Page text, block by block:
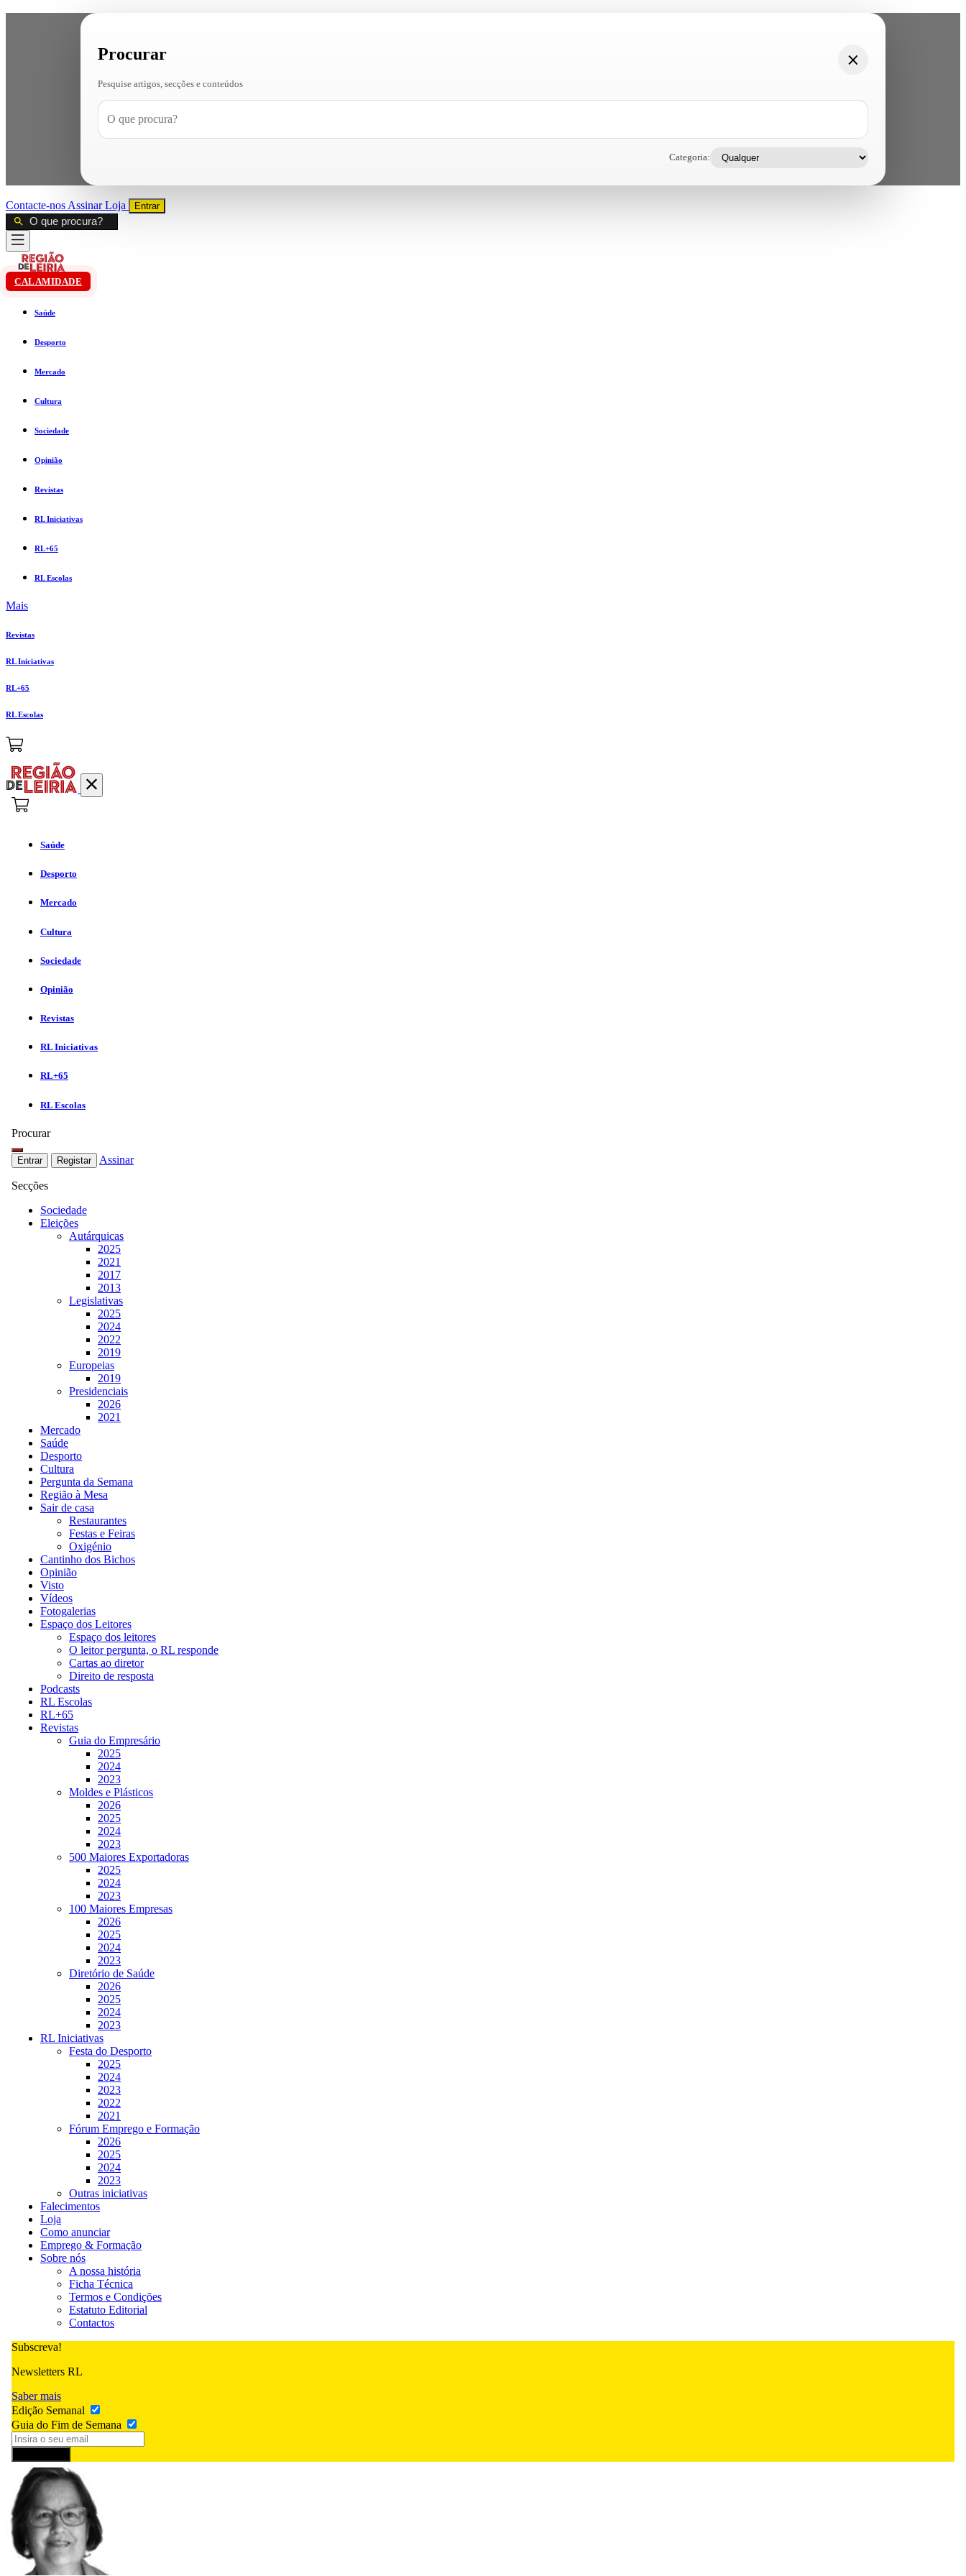
Procurar
Pesquise artigos, secções e conteúdos
Categoria:
Contacte-nos AssinarLoja Entrar
CALAMIDADE
Saúde
Desporto
Mercado
Cultura
Sociedade
Opinião
Revistas
RL Iniciativas
RL+65
RL Escolas
Mais
Revistas
RL Iniciativas
RL+65
RL Escolas
Saúde
Desporto
Mercado
Cultura
Sociedade
Opinião
Revistas
RL Iniciativas
RL+65
RL Escolas
Procurar
Entrar Registar Assinar
Secções
Sociedade
Eleições
Autárquicas
2025
2021
2017
2013
Legislativas
2025
2024
2022
2019
Europeias
2019
Presidenciais
2026
2021
Mercado
Saúde
Desporto
Cultura
Pergunta da Semana
Região à Mesa
Sair de casa
Restaurantes
Festas e Feiras
Oxigénio
Cantinho dos Bichos
Opinião
Visto
Vídeos
Fotogalerias
Espaço dos Leitores
Espaço dos leitores
O leitor pergunta, o RL responde
Cartas ao diretor
Direito de resposta
Podcasts
RL Escolas
RL+65
Revistas
Guia do Empresário
2025
2024
2023
Moldes e Plásticos
2026
2025
2024
2023
500 Maiores Exportadoras
2025
2024
2023
100 Maiores Empresas
2026
2025
2024
2023
Diretório de Saúde
2026
2025
2024
2023
RL Iniciativas
Festa do Desporto
2025
2024
2023
2022
2021
Fórum Emprego e Formação
2026
2025
2024
2023
Outras iniciativas
Falecimentos
Loja
Como anunciar
Emprego & Formação
Sobre nós
A nossa história
Ficha Técnica
Termos e Condições
Estatuto Editorial
Contactos
Subscreva!
Newsletters RL
Saber mais
Edição Semanal
Guia do Fim de Semana